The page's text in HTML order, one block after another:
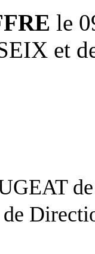
le
et